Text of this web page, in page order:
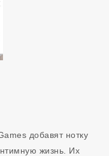
добавят нотку
жизнь. Их